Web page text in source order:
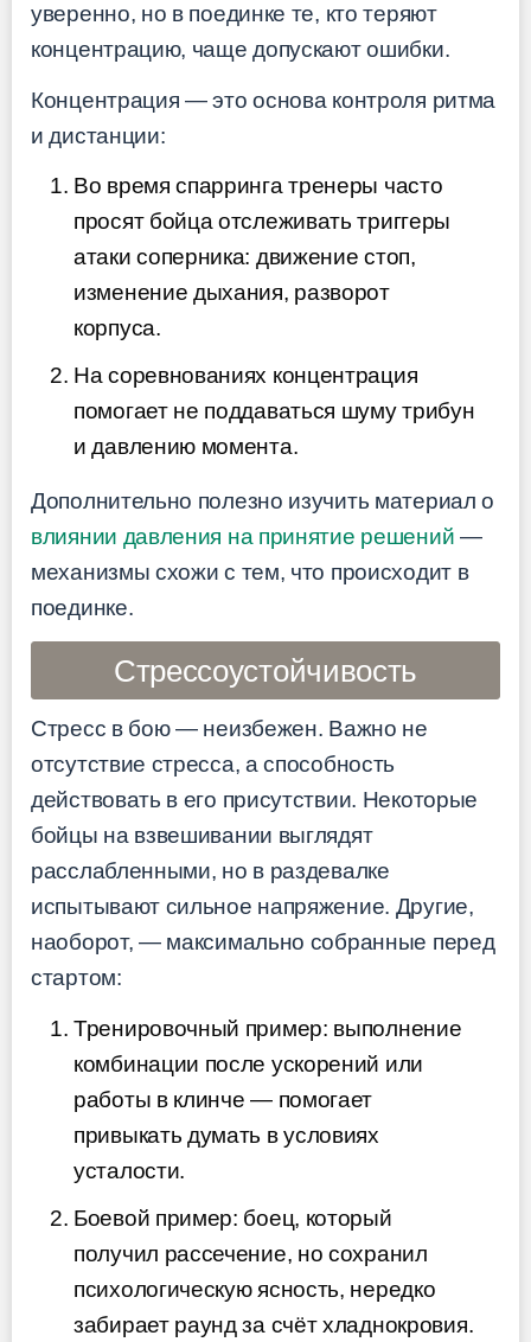
уверенно, но в поединке те, кто теряют
концентрацию, чаще допускают ошибки.
Концентрация — это основа контроля ритма
и дистанции:
Во время спарринга тренеры часто
просят бойца отслеживать триггеры
атаки соперника: движение стоп,
изменение дыхания, разворот
корпуса.
На соревнованиях концентрация
помогает не поддаваться шуму трибун
и давлению момента.
Дополнительно полезно изучить материал о
влиянии давления на принятие решений —
механизмы схожи с тем, что происходит в
поединке.
Стрессоустойчивость
Стресс в бою — неизбежен. Важно не
отсутствие стресса, а способность
действовать в его присутствии. Некоторые
бойцы на взвешивании выглядят
расслабленными, но в раздевалке
испытывают сильное напряжение. Другие,
наоборот, — максимально собранные перед
стартом:
Тренировочный пример: выполнение
комбинации после ускорений или
работы в клинче — помогает
привыкать думать в условиях
усталости.
Боевой пример: боец, который
получил рассечение, но сохранил
психологическую ясность, нередко
забирает раунд за счёт хладнокровия.